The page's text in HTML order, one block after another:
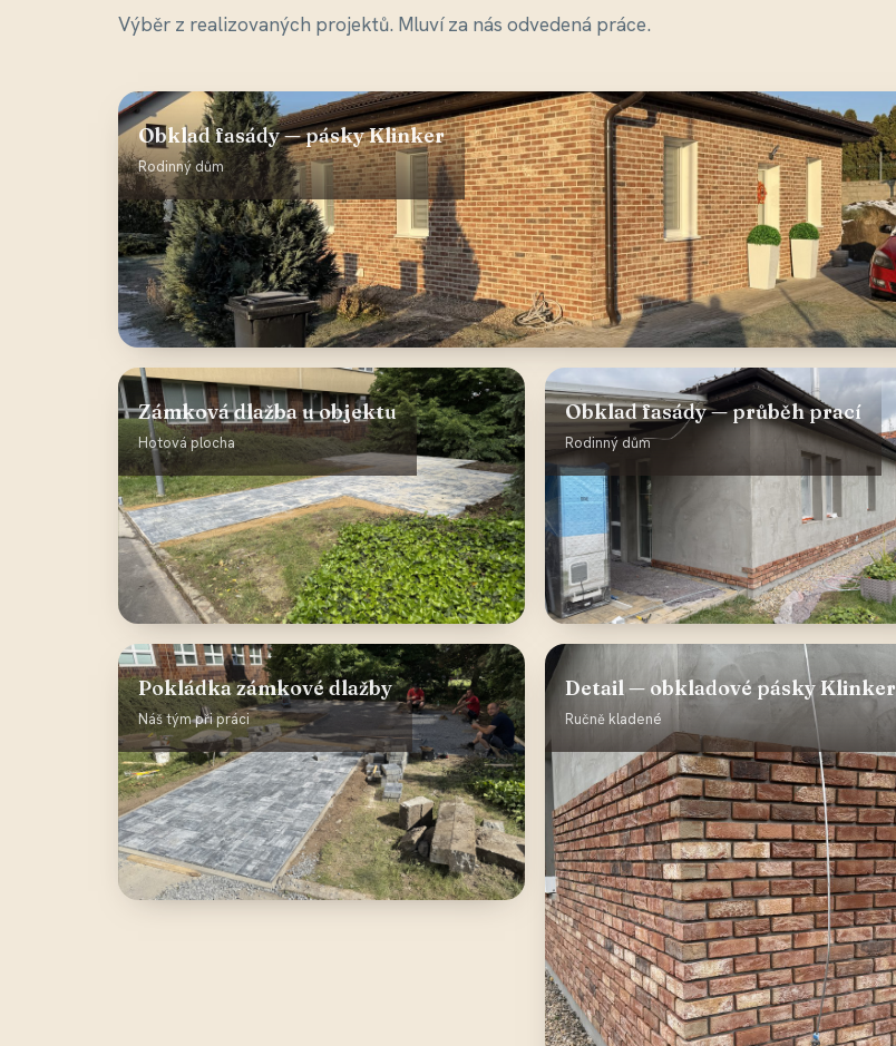
Výběr z realizovaných projektů. Mluví za nás odvedená práce.
Obklad fasády — pásky Klinker
Rodinný dům
Zámková dlažba u objektu
Hotová plocha
Obklad fasády — průběh prací
Rodinný dům
Pokládka zámkové dlažby
Náš tým při práci
Detail — obkladové pásky Klinker
Ručně kladené